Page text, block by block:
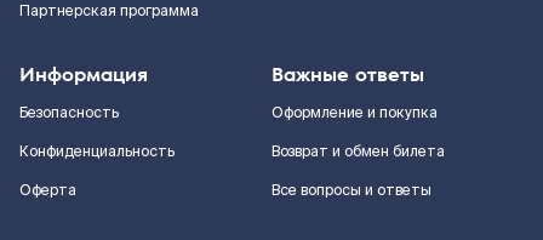
Партнерская программа
Информация
Безопасность
Конфиденциальность
Оферта
Важные ответы
Оформление и покупка
Возврат и обмен билета
Все вопросы и ответы